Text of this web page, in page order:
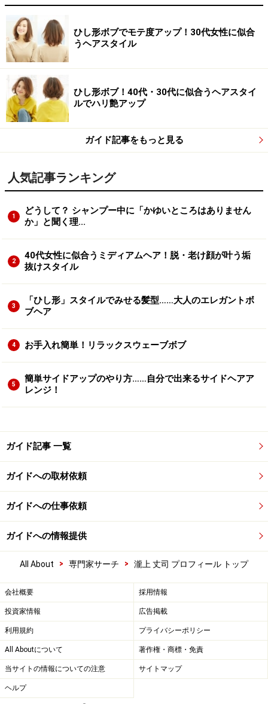
ひし形ボブでモテ度アップ！30代女性に似合
うヘアスタイル
ひし形ボブ！40代・30代に似合うヘアスタイ
ルでハリ艶アップ
ガイド記事をもっと見る
人気記事ランキング
1
どうして？ シャンプー中に「かゆいところはありません
か」と聞く理...
2
40代女性に似合うミディアムヘア！脱・老け顔が叶う垢
抜けスタイル
3
「ひし形」スタイルでみせる髪型……大人のエレガントボ
ブヘア
4 お手入れ簡単！リラックスウェーブボブ
5
簡単サイドアップのやり方……自分で出来るサイドヘアア
レンジ！
ガイド記事 一覧
ガイドへの取材依頼
ガイドへの仕事依頼
ガイドへの情報提供
All About > 専門家サーチ > 瀧上 丈司 プロフィール トップ
会社概要 採用情報
投資家情報 広告掲載
利用規約 プライバシーポリシー
All Aboutについて 著作権・商標・免責
当サイトの情報についての注意 サイトマップ
ヘルプ